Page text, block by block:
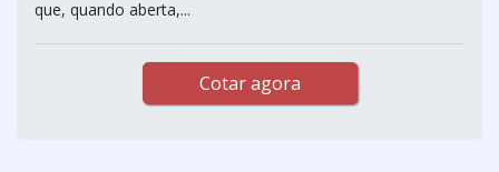
que, quando aberta,...
Cotar agora